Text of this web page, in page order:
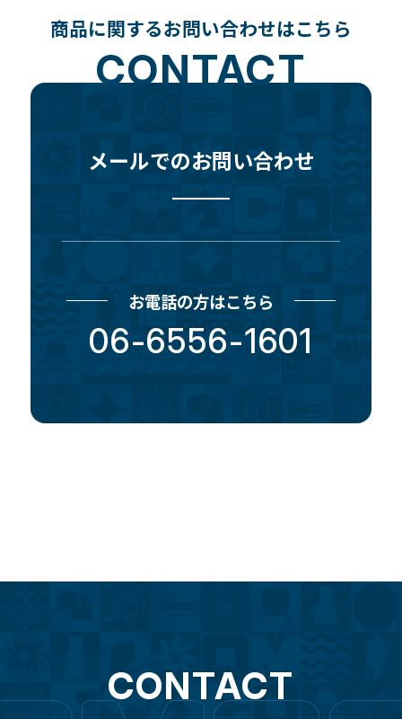
商品に関するお問い合わせはこちら
CONTACT
メールでのお問い合わせ
お電話の方はこちら
06-6556-1601
CONTACT